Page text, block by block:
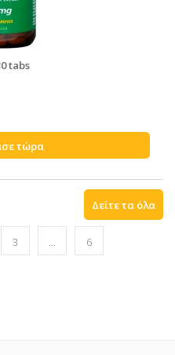
tabs
τώρα
Δείτε τα όλα
3 ... 6